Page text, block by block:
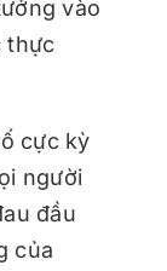
vào
thực
cực kỳ
người
đầu
của